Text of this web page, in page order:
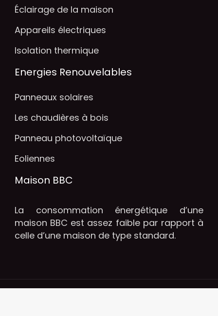
Éclairage de la maison
Appareils électriques
Isolation thermique
Energies Renouvelables
Panneaux solaires
Les chaudières à bois
Panneau photovoltaïque
Eoliennes
Maison BBC
La consommation énergétique d’une
maison BBC est assez faible par rapport à
celle d’une maison de type standard.